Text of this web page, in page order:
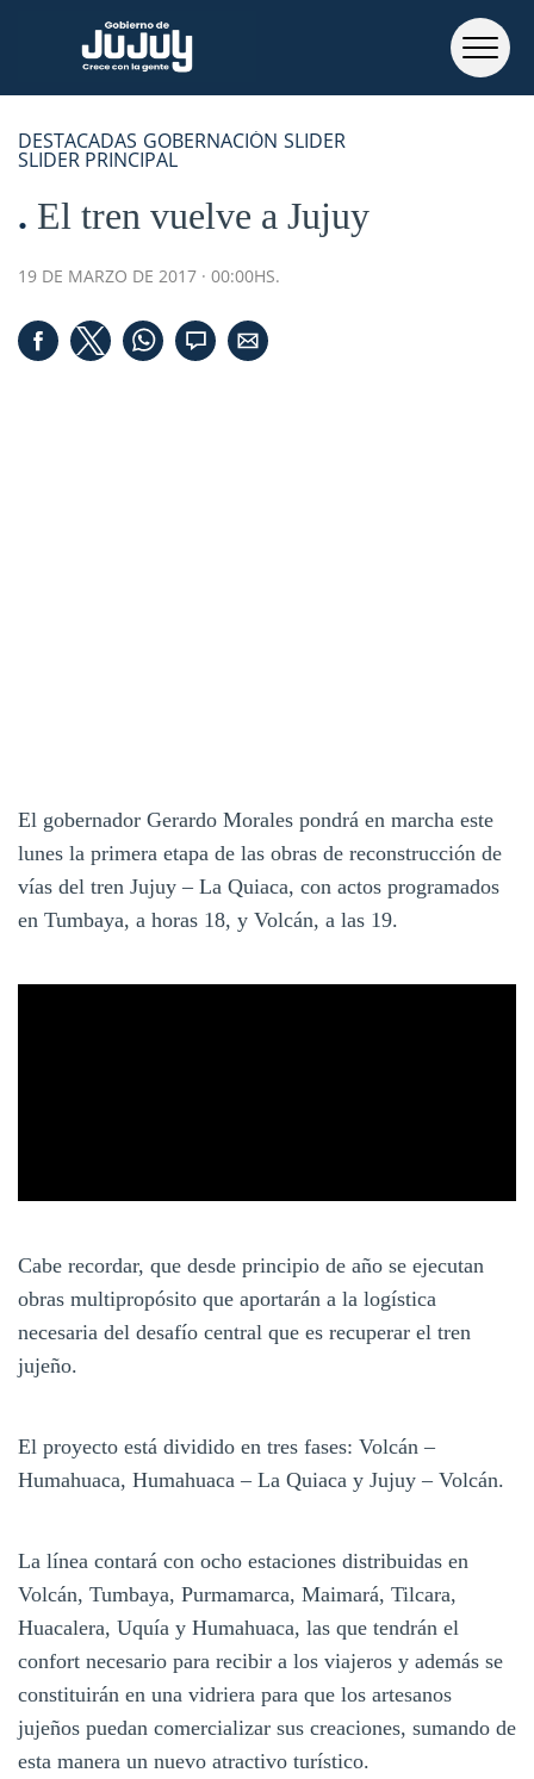
DESTACADAS GOBERNACIÓN SLIDER
SLIDER PRINCIPAL
El tren vuelve a Jujuy
19 DE MARZO DE 2017 · 00:00HS.
El gobernador Gerardo Morales pondrá en marcha este
lunes la primera etapa de las obras de reconstrucción de
vías del tren Jujuy – La Quiaca, con actos programados
en Tumbaya, a horas 18, y Volcán, a las 19.
Cabe recordar, que desde principio de año se ejecutan
obras multipropósito que aportarán a la logística
necesaria del desafío central que es recuperar el tren
jujeño.
El proyecto está dividido en tres fases: Volcán –
Humahuaca, Humahuaca – La Quiaca y Jujuy – Volcán.
La línea contará con ocho estaciones distribuidas en
Volcán, Tumbaya, Purmamarca, Maimará, Tilcara,
Huacalera, Uquía y Humahuaca, las que tendrán el
confort necesario para recibir a los viajeros y además se
constituirán en una vidriera para que los artesanos
jujeños puedan comercializar sus creaciones, sumando de
esta manera un nuevo atractivo turístico.